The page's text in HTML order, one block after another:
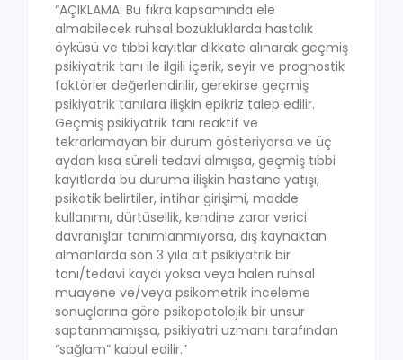
“AÇIKLAMA: Bu fıkra kapsamında ele
almabilecek ruhsal bozukluklarda hastalık
öyküsü ve tıbbi kayıtlar dikkate alınarak geçmiş
psikiyatrik tanı ile ilgili içerik, seyir ve prognostik
faktörler değerlendirilir, gerekirse geçmiş
psikiyatrik tanılara ilişkin epikriz talep edilir.
Geçmiş psikiyatrik tanı reaktif ve
tekrarlamayan bir durum gösteriyorsa ve üç
aydan kısa süreli tedavi almışsa, geçmiş tıbbi
kayıtlarda bu duruma ilişkin hastane yatışı,
psikotik belirtiler, intihar girişimi, madde
kullanımı, dürtüsellik, kendine zarar verici
davranışlar tanımlanmıyorsa, dış kaynaktan
almanlarda son 3 yıla ait psikiyatrik bir
tanı/tedavi kaydı yoksa veya halen ruhsal
muayene ve/veya psikometrik inceleme
sonuçlarına göre psikopatolojik bir unsur
saptanmamışsa, psikiyatri uzmanı tarafından
“sağlam” kabul edilir.”